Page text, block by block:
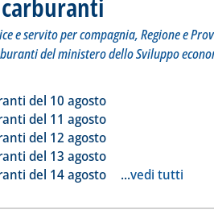
e servito per compagnia, Regione e
del ministero dello Sviluppo
prezzi carburanti'
notizia
del 10 agosto
del 11 agosto
del 12 agosto
del 13 agosto
del 14 agosto
...vedi tutti